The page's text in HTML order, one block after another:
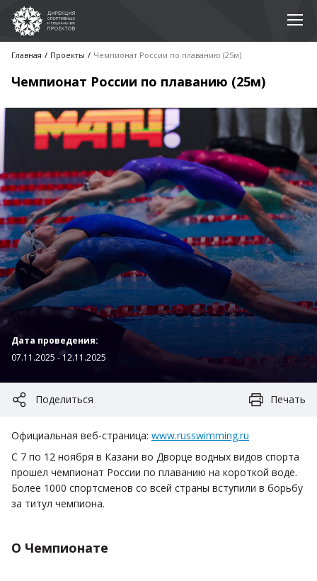
Главная Проекты Чемпионат России по плаванию (25м)
Чемпионат России по плаванию (25м)
Дата проведения:
07.11.2025 - 12.11.2025
Поделиться Печать
Официальная веб-страница: www.russwimming.ru
С 7 по 12 ноября в Казани во Дворце водных видов спорта
прошел чемпионат России по плаванию на короткой воде.
Более 1000 спортсменов со всей страны вступили в борьбу
за титул чемпиона.
О Чемпионате